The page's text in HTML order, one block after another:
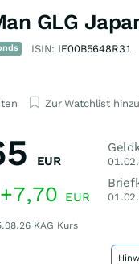
GLG
ISIN: IE00B5648R31
Zur Watchlist
EUR
+7,70 EUR
KAG Kurs